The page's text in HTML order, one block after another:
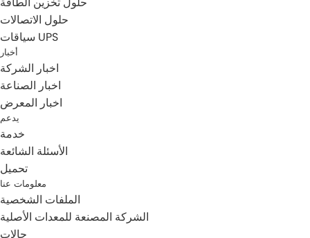
حلول الاتصالات
سياقات UPS
أخبار
اخبار الشركة
اخبار الصناعة
اخبار المعرض
يدعم
خدمة
الأسئلة الشائعة
تحميل
معلومات عنا
الملفات الشخصية
الشركة المصنعة للمعدات الأصلية
حالات